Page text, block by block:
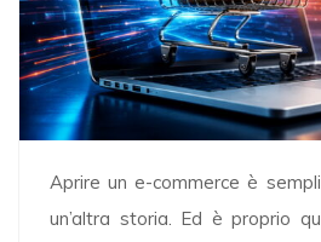
Aprire un e-commerce è
un’altra storia. Ed è proprio